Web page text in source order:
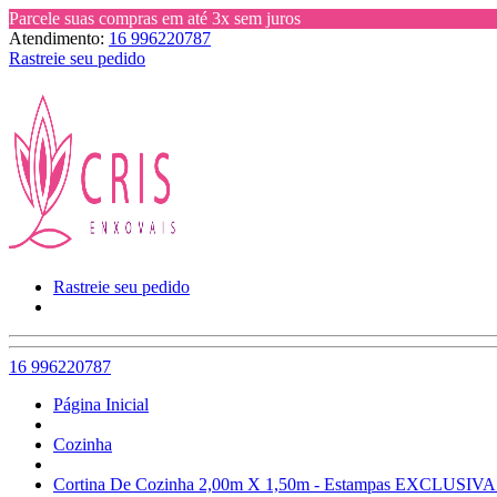
Parcele suas compras em até 3x sem juros
Atendimento: 16 996220787
Rastreie seu pedido
Rastreie seu pedido
16 996220787
Página Inicial
Cozinha
Cortina De Cozinha 2,00m X 1,50m - Estampas